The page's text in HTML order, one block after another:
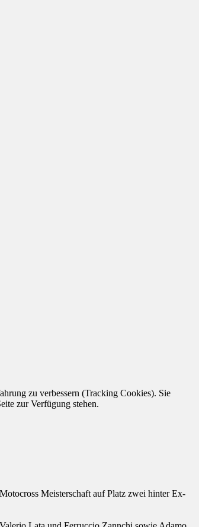
Meisterschaft auf Platz zwei hinter Ex-
zu verbessern (Tracking Cookies). Sie
zur Verfügung stehen.